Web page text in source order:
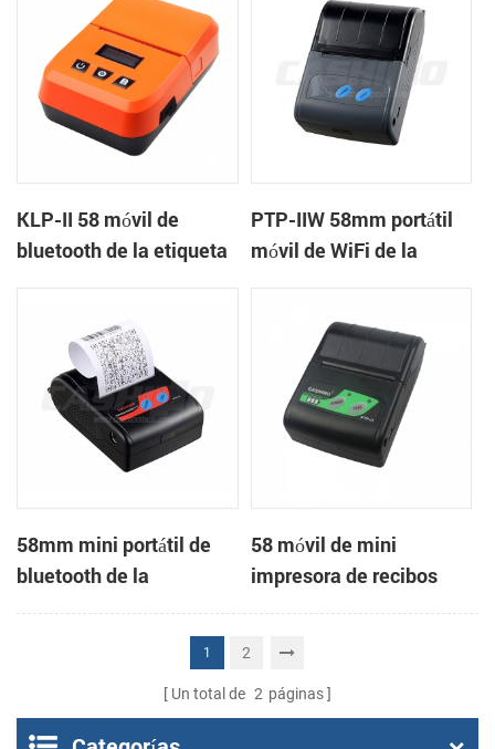
KLP-II 58 móvil de
bluetooth de la etiqueta
PTP-IIW 58mm portátil
móvil de WiFi de la
58mm mini portátil de
bluetooth de la
impresora térmica de
recibos para móviles
58 móvil de mini
impresora de recibos
térmica PTP-II
1 2
Un total de 2 páginas